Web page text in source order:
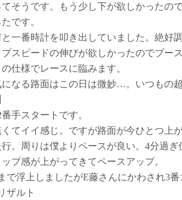
そうです。もう少し下が欲しかったの
です。
一番時計を叩き出していました。絶好
スピードの伸びが欲しかったのでブー
仕様でレースに臨みます。
なる路面はこの日は微妙…。いつもの
手スタートです。
てイイ感じ。ですが路面が今ひとつ上
行。周りは僕よりペースが良い。4分過
プ感が上がってきてペースアップ。
で浮上しましたがE藤さんにかわされ3番
ザルト